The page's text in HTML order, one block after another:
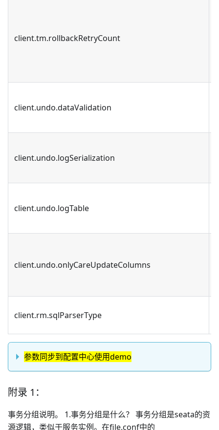
client.tm.rollbackRetryCount
client.undo.dataValidation
client.undo.logSerialization
client.undo.logTable
client.undo.onlyCareUpdateColumns
client.rm.sqlParserType
参数同步到配置中心使用demo
附录 1：
事务分组说明。 1.事务分组是什么？ 事务分组是seata的资
源逻辑，类似于服务实例。在file.conf中的